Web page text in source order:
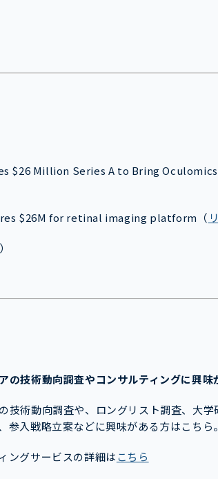
$26 Million Series A to Bring
$26M for retinal imaging platform（
）
の技術動向調査やコンサルティングに興味
技術動向調査や、ロングリスト調査、大
参入戦略立案などに興味がある方はこちら。
ングサービスの詳細はこちら